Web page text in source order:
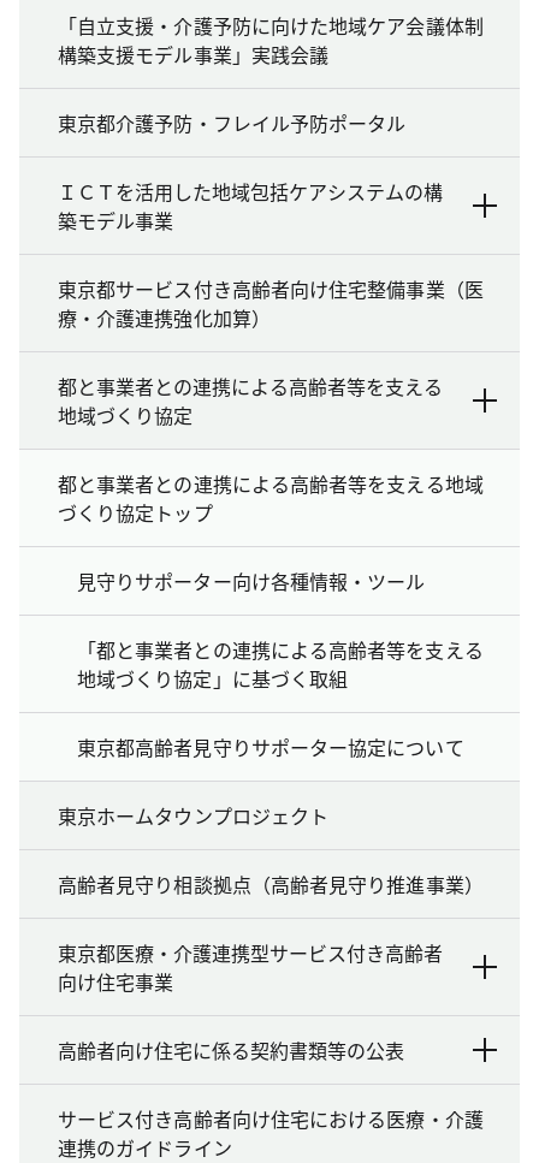
「自立支援・介護予防に向けた地域ケア会議体制
構築支援モデル事業」実践会議
東京都介護予防・フレイル予防ポータル
ＩＣＴを活用した地域包括ケアシステムの構
築モデル事業
東京都サービス付き高齢者向け住宅整備事業（医
療・介護連携強化加算）
都と事業者との連携による高齢者等を支える
地域づくり協定
都と事業者との連携による高齢者等を支える地域
づくり協定トップ
見守りサポーター向け各種情報・ツール
「都と事業者との連携による高齢者等を支える
地域づくり協定」に基づく取組
東京都高齢者見守りサポーター協定について
東京ホームタウンプロジェクト
高齢者見守り相談拠点（高齢者見守り推進事業）
東京都医療・介護連携型サービス付き高齢者
向け住宅事業
高齢者向け住宅に係る契約書類等の公表
サービス付き高齢者向け住宅における医療・介護
連携のガイドライン